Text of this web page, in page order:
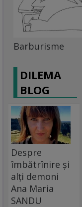
Barburisme
DILEMA
BLOG
Despre
îmbătrînire și
alți demoni
Ana Maria
SANDU